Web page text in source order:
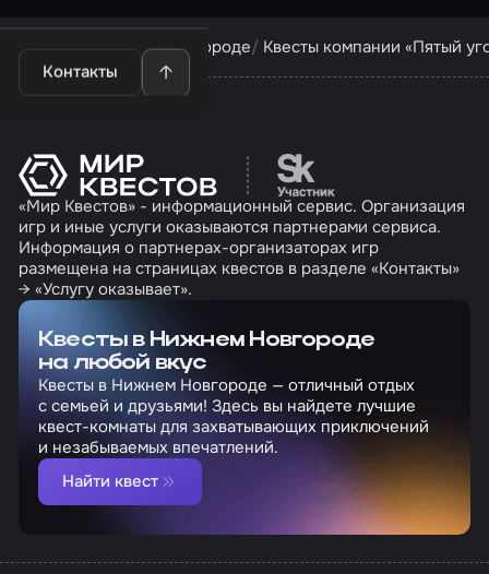
Контакты
Квесты в Нижнем Новгороде Квесты компании «Пятый
Перейти на сайт
«Мир Квестов» - информационный сервис. Организация
игр и иные услуги оказываются партнерами сервиса.
Информация о партнерах-организаторах игр
размещена на страницах квестов в разделе «Контакты»
→ «Услугу оказывает».
Квесты в Нижнем Новгороде
на любой вкус
Квесты в Нижнем Новгороде — отличный отдых
с семьей и друзьями! Здесь вы найдете лучшие
квест-комнаты для захватывающих приключений
и незабываемых впечатлений.
Найти квест